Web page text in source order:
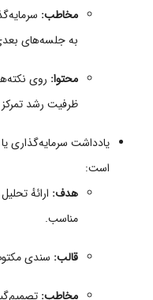
مخاطب:
به جلسه‌های
محتوا: روی
ظرفیت رشد تمرکز
یادداشت سرمایه‌گذاری
است:
هدف: ارائهٔ
مناسب.
قالب: سندی
مخاطب: